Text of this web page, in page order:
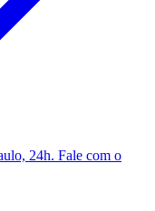
24h. Fale com o